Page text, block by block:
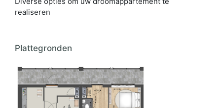
realiseren
Plattegronden